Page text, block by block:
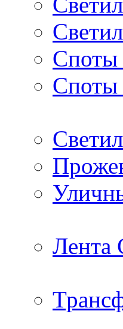
Споты
Споты
Лента